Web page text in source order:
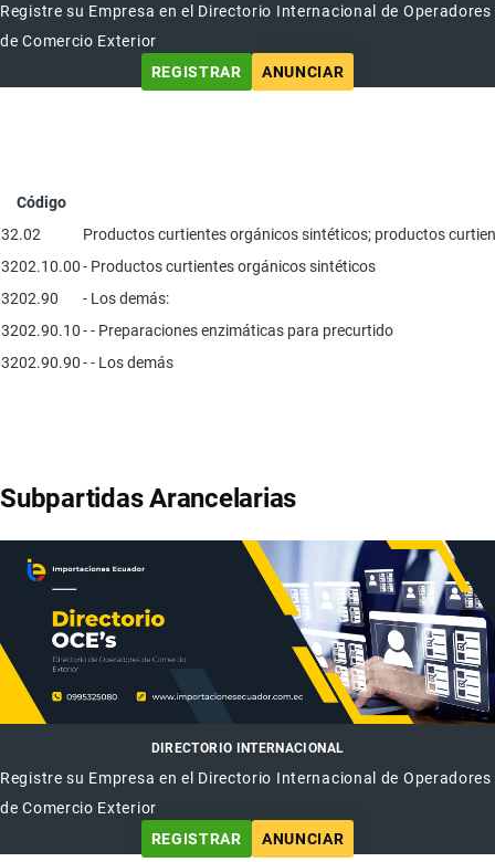
Registre su Empresa en el Directorio Internacional de Operadores
de Comercio Exterior
REGISTRAR
ANUNCIAR
Código
32.02
Productos curtientes orgánicos sintéticos; productos
3202.10.00- Productos curtientes orgánicos sintéticos
3202.90
- Los demás:
3202.90.10- - Preparaciones enzimáticas para precurtido
3202.90.90- - Los demás
Subpartidas Arancelarias
DIRECTORIO INTERNACIONAL
Registre su Empresa en el Directorio Internacional de Operadores
de Comercio Exterior
REGISTRAR
ANUNCIAR